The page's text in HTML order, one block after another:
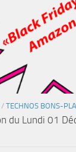
/ TECHNOS BONS-
du Lundi 01